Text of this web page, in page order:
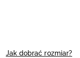
Jak dobrać rozmiar?